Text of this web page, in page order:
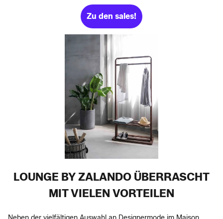
Zu den sales!
LOUNGE BY ZALANDO ÜBERRASCHT
MIT VIELEN VORTEILEN